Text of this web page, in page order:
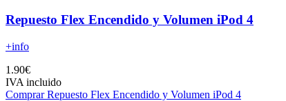
Repuesto Flex Encendido y Volumen iPod 4
+info
1.90€
IVA incluido
Comprar Repuesto Flex Encendido y Volumen iPod 4